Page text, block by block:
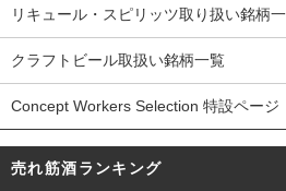
リキュール・スピリッツ取り扱い銘柄
クラフトビール取扱い銘柄一覧
Concept Workers Selection 特設ページ
売れ筋酒ランキング